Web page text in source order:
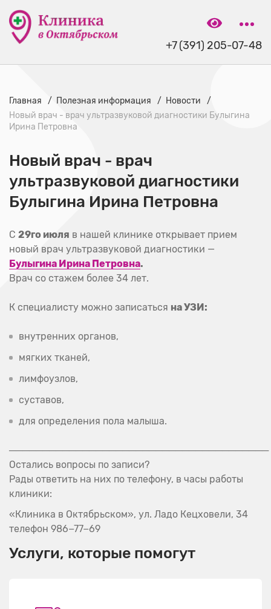
+7 (391) 205-07-48
Главная Полезная информация
Новости
Новый врач - врач ультразвуковой диагностики Булыгина
Ирина Петровна
Новый врач - врач
ультразвуковой диагностики
Булыгина Ирина Петровна
С 29го июля в нашей клинике открывает прием
новый врач ультразвуковой диагностики —
Булыгина Ирина Петровна.
Врач со стажем более 34 лет.
К специалисту можно записаться на УЗИ:
внутренних органов,
мягких тканей,
лимфоузлов,
суставов,
для определения пола малыша.
───────────────────────────────────────
Остались вопросы по записи?
Рады ответить на них по телефону, в часы работы
клиники:​​​​​
«Клиника в Октябрьском», ул. Ладо Кецховели, 34
телефон 986−77−69
Услуги, которые помогут